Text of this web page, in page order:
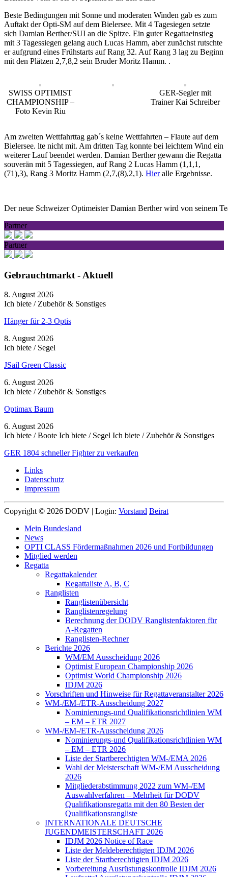
Beste Bedingungen mit Sonne und moderaten Winden gab es zum
Auftakt der Opti-SM auf dem Bielersee. Mit 4 Tagesiegen setzte
sich Damian Berther/SUI an die Spitze. Ein guter Regattaeinstieg
mit 3 Tagessiegen gelang auch Lucas Hamm, aber zunächst rutschte
er aufgrund eines Frühstarts auf Rang 32. Auf Rang 3 lag zu Beginn
mit den Plätzen 2,7,8,2 sein Bruder Moritz Hamm. .
SWISS OPTIMIST
CHAMPIONSHIP –
Foto Kevin Riu
GER-Segler mit
Trainer Kai Schreiber
Am zweiten Wettfahrttag gab´s keine Wettfahrten – Flaute auf dem
Bielersee. lte nicht mit. Am dritten Tag konnte bei leichtem Wind ein
weiterer Lauf beendet werden. Damian Berther gewann die Regatta
souverän mit 5 Tagessiegen, auf Rang 2 Lucas Hamm (1,1,1,
(71),3), Rang 3 Moritz Hamm (2,7,(8),2,1). Hieralle Ergebnisse.
Der neue Schweizer Optimeister Damian Berther wird von seinem
Partner
Partner
Gebrauchtmarkt - Aktuell
8. August 2026
Ich biete / Zubehör & Sonstiges
Hänger für 2-3 Optis
8. August 2026
Ich biete / Segel
JSail Green Classic
6. August 2026
Ich biete / Zubehör & Sonstiges
Optimax Baum
6. August 2026
Ich biete / Boote Ich biete / Segel Ich biete / Zubehör & Sonstiges
GER 1804 schneller Fighter zu verkaufen
Links
Datenschutz
Impressum
Copyright © 2026 DODV | Login: Vorstand Beirat
Mein Bundesland
News
OPTI CLASS Fördermaßnahmen 2026 und Fortbildungen
Mitglied werden
Regatta
Regattakalender
Regattaliste A, B, C
Ranglisten
Ranglistenübersicht
Ranglistenregelung
Berechnung der DODV Ranglistenfaktoren für
A-Regatten
Ranglisten-Rechner
Berichte 2026
WM/EM Ausscheidung 2026
Optimist European Championship 2026
Optimist World Championship 2026
IDJM 2026
Vorschriften und Hinweise für Regattaveranstalter 2026
WM-/EM-/ETR-Ausscheidung 2027
Nominierungs-und Qualifikationsrichtlinien WM
– EM – ETR 2027
WM-/EM-/ETR-Ausscheidung 2026
Nominierungs-und Qualifikationsrichtlinien WM
– EM – ETR 2026
Liste der Startberechtigten WM-/EMA 2026
Wahl der Meisterschaft WM-/EM Ausscheidung
2026
Mitgliederabstimmung 2022 zum WM-/EM
Auswahlverfahren – Mehrheit für DODV
Qualifikationsregatta mit den 80 Besten der
Qualifikationsrangliste
INTERNATIONALE DEUTSCHE
JUGENDMEISTERSCHAFT 2026
IDJM 2026 Notice of Race
Liste der Meldeberechtigten IDJM 2026
Liste der Startberechtigten IDJM 2026
Vorbereitung Ausrüstungskontrolle IDJM 2026